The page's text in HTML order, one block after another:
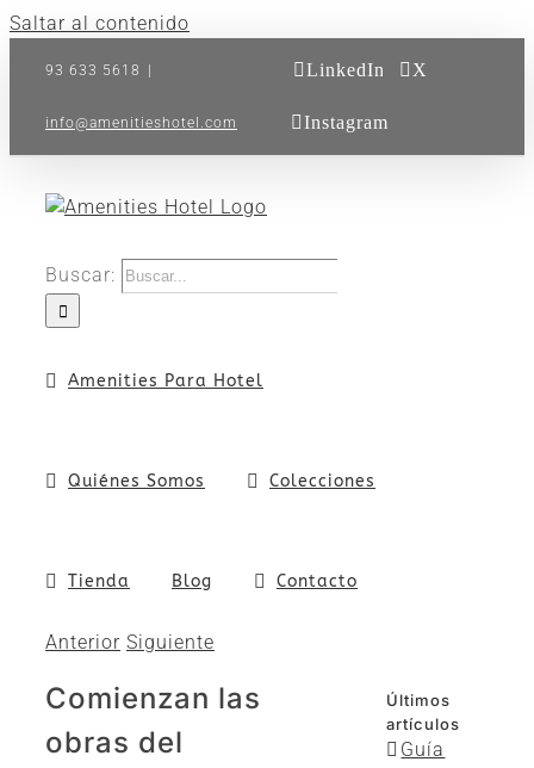
Saltar al contenido
93 633 5618
info@amenitieshotel.com
LinkedIn X
Instagram
Buscar:
Amenities Para Hotel
Quiénes Somos Colecciones
Tienda Blog Contacto
Anterior Siguiente
Comienzan las
obras del
Últimos
artículos
Guía